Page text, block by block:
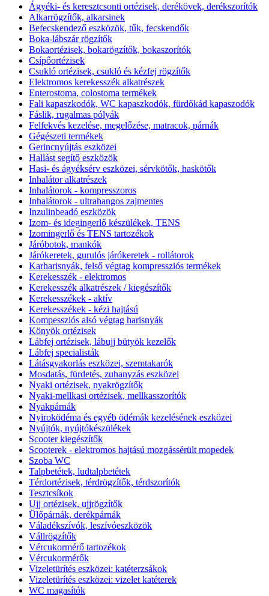
Ágyéki- és keresztcsonti ortézisek, derékövek, derékszorítók
Alkarrögzítők, alkarsinek
Befecskendező eszközök, tűk, fecskendők
Boka-lábszár rögzítők
Bokaortézisek, bokarögzítők, bokaszorítók
Csípőortézisek
Csukló ortézisek, csukló és kézfej rögzítők
Elektromos kerekesszék alkatrészek
Enterostoma, colostoma termékek
Fali kapaszkodók, WC kapaszkodók, fürdőkád kapaszodók
Fáslik, rugalmas pólyák
Felfekvés kezelése, megelőzése, matracok, párnák
Gégészeti termékek
Gerincnyújtás eszközei
Hallást segítő eszközök
Hasi- és ágyéksérv eszközei, sérvkötők, haskötők
Inhalátor alkatrészek
Inhalátorok - kompresszoros
Inhalátorok - ultrahangos zajmentes
Inzulinbeadó eszközök
Izom- és idegingerlő készülékek, TENS
Izomingerlő és TENS tartozékok
Járóbotok, mankók
Járókeretek, gurulós járókeretek - rollátorok
Karharisnyák, felső végtag kompressziós termékek
Kerekesszék - elektromos
Kerekesszék alkatrészek / kiegészítők
Kerekesszékek - aktív
Kerekesszékek - kézi hajtású
Kompessziós alsó végtag harisnyák
Könyök ortézisek
Lábfej ortézisek, lábujj bütyök kezelők
Lábfej specialisták
Látásgyakorlás eszközei, szemtakarók
Mosdatás, fürdetés, zuhanyzás eszközei
Nyaki ortézisek, nyakrögzítők
Nyaki-mellkasi ortézisek, mellkasszorítók
Nyakpárnák
Nyiroködéma és egyéb ödémák kezelésének eszközei
Nyújtók, nyújtókészülékek
Scooter kiegészítők
Scooterek - elektromos hajtású mozgássérült mopedek
Szoba WC
Talpbetétek, ludtalpbetétek
Térdortézisek, térdrögzítők, térdszorítók
Tesztcsíkok
Ujj ortézisek, ujjrögzítők
Ülőpárnák, derékpárnák
Váladékszívók, leszívóeszközök
Vállrögzítők
Vércukormérő tartozékok
Vércukormérők
Vizeletürítés eszközei: katéterzsákok
Vizeletürítés eszközei: vizelet katéterek
WC magasítók